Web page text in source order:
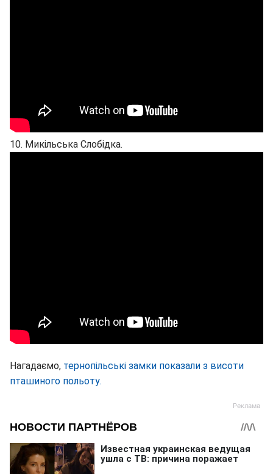
10. Микільська Слобідка.
Нагадаємо, тернопільські замки показали з висоти
пташиного польоту.